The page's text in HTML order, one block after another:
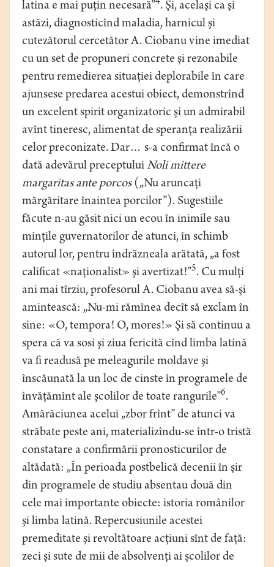
latina e mai puţin necesară”4. Şi, acelaşi ca şi
astăzi, diagnosticînd maladia, harnicul şi
cutezătorul cercetător A. Ciobanu vine imediat
cu un set de propuneri concrete şi rezonabile
pentru remedierea situaţiei deplorabile în care
ajunsese predarea acestui obiect, demonstrînd
un excelent spirit organizatoric şi un admirabil
avînt tineresc, alimentat de speranţa realizării
celor preconizate. Dar… s-a confirmat încă o
dată adevărul preceptuluiNoli mittere
margaritas ante porcos(„Nu aruncaţi
mărgăritare înaintea porcilor”). Sugestiile
făcute n-au găsit nici un ecou în inimile sau
minţile guvernatorilor de atunci, în schimb
autorul lor, pentru îndrăzneala arătată, „a fost
calificat «naţionalist» şi avertizat!”5. Cu mulţi
ani mai tîrziu, profesorul A. Ciobanu avea să-şi
amintească: „Nu-mi rămînea decît să exclam în
sine: «O, tempora! O, mores!» Şi să continuu a
spera că va sosi şi ziua fericită cînd limba latină
va fi readusă pe meleagurile moldave şi
înscăunată la un loc de cinste în programele de
învăţămînt ale şcolilor de toate rangurile”6.
Amărăciunea acelui „zbor frînt” de atunci va
străbate peste ani, materializîndu-se într-o tristă
constatare a confirmării pronosticurilor de
altădată: „În perioada postbelică decenii în şir
din programele de studiu absentau două din
cele mai importante obiecte: istoria românilor
şi limba latină. Repercusiunile acestei
premeditate şi revoltătoare acţiuni sînt de faţă:
zeci şi sute de mii de absolvenţi ai şcolilor de